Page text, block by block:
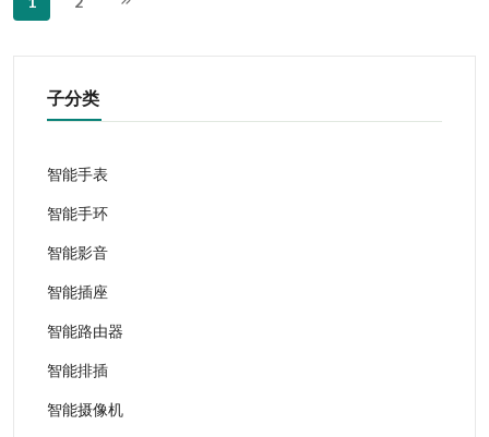
子分类
智能手表
智能手环
智能影音
智能插座
智能路由器
智能排插
智能摄像机